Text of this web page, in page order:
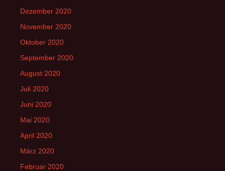
Dezember 2020
November 2020
Oktober 2020
September 2020
August 2020
Juli 2020
Juni 2020
Mai 2020
April 2020
März 2020
Februar 2020